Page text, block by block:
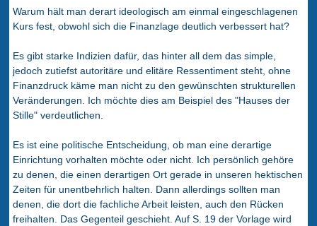
Warum hält man derart ideologisch am einmal eingeschlagenen
Kurs fest, obwohl sich die Finanzlage deutlich verbessert hat?
Es gibt starke Indizien dafür, das hinter all dem das simple,
jedoch zutiefst autoritäre und elitäre Ressentiment steht, ohne
Finanzdruck käme man nicht zu den gewünschten strukturellen
Veränderungen. Ich möchte dies am Beispiel des "Hauses der
Stille" verdeutlichen.
Es ist eine politische Entscheidung, ob man eine derartige
Einrichtung vorhalten möchte oder nicht. Ich persönlich gehöre
zu denen, die einen derartigen Ort gerade in unseren hektischen
Zeiten für unentbehrlich halten. Dann allerdings sollten man
denen, die dort die fachliche Arbeit leisten, auch den Rücken
freihalten. Das Gegenteil geschieht. Auf S. 19 der Vorlage wird